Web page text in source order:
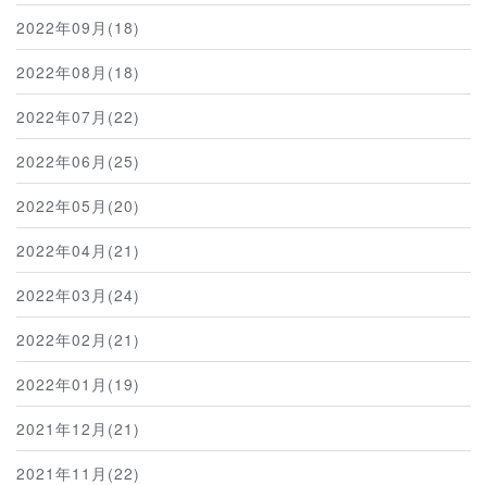
2022年09月(18)
2022年08月(18)
2022年07月(22)
2022年06月(25)
2022年05月(20)
2022年04月(21)
2022年03月(24)
2022年02月(21)
2022年01月(19)
2021年12月(21)
2021年11月(22)